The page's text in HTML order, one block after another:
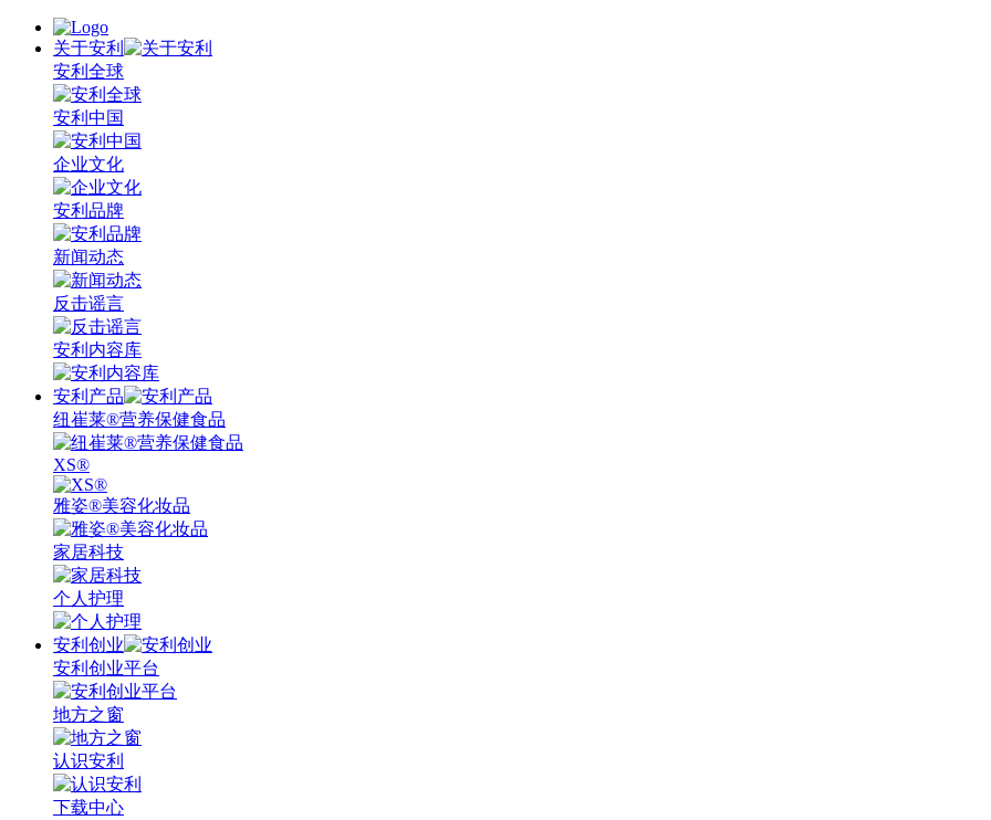
关于安利
安利全球
安利中国
企业文化
安利品牌
新闻动态
反击谣言
安利内容库
安利产品
纽崔莱®营养保健食品
XS®
雅姿®美容化妆品
家居科技
个人护理
安利创业
安利创业平台
地方之窗
认识安利
下载中心